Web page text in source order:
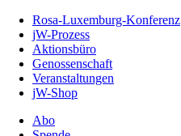
Inhalt
Seite
Rosa-Luxemburg-Konferenz
jW-Prozess
Aktionsbüro
Genossenschaft
Veranstaltungen
jW-Shop
Abo